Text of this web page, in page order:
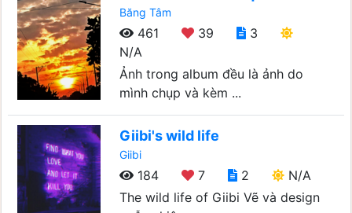
Băng Tâm
461 39
3
N/A
Ảnh trong album đều là ảnh do
mình chụp và kèm ...
Giibi's wild life
Giibi
184 7 2
N/A
The wild life of Giibi Vẽ và design